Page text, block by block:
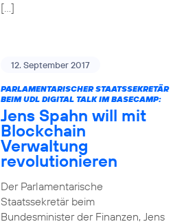
[…]
12. September 2017
PARLAMENTARISCHER STAATSSEKRETÄR
BEIM UDL DIGITAL TALK IM BASECAMP:
Jens Spahn will mit
Blockchain
Verwaltung
revolutionieren
Der Parlamentarische
Staatssekretär beim
Bundesminister der Finanzen, Jens